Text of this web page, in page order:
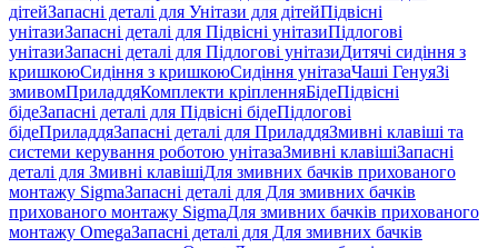
дітейЗапасні деталі для Унітази для дітейПідвісні
унітазиЗапасні деталі для Підвісні унітазиПідлогові
унітазиЗапасні деталі для Підлогові унітазиДитячі сидіння з
кришкоюСидіння з кришкоюСидіння унітазаЧаші ГенуяЗі
змивомПриладдяКомплекти кріпленняБідеПідвісні
бідеЗапасні деталі для Підвісні бідеПідлогові
бідеПриладдяЗапасні деталі для ПриладдяЗмивні клавіші та
системи керування роботою унітазаЗмивні клавішіЗапасні
деталі для Змивні клавішіДля змивних бачків прихованого
монтажу SigmaЗапасні деталі для Для змивних бачків
прихованого монтажу SigmaДля змивних бачків прихованого
монтажу OmegaЗапасні деталі для Для змивних бачків